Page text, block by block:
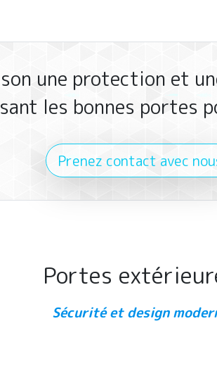
une protection et
les bonnes portes
Prenez contact avec
Portes
Sécurité et design